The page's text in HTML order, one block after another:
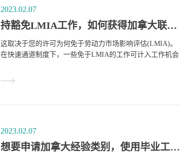
2023.02.07
持豁免LMIA工作，如何获得加拿大联邦快速通道中工作机会的积分？
这取决于您的许可为何免于劳动力市场影响评估(LMIA)。
在快速通道制度下，一些免于LMIA的工作可计入工作机会
议或联邦-省-地区协议(或某些其他情况)获得的免于LMIA的
2023.02.07
想要申请加拿大经验类别，使用毕业工签时，可以更换雇主吗？